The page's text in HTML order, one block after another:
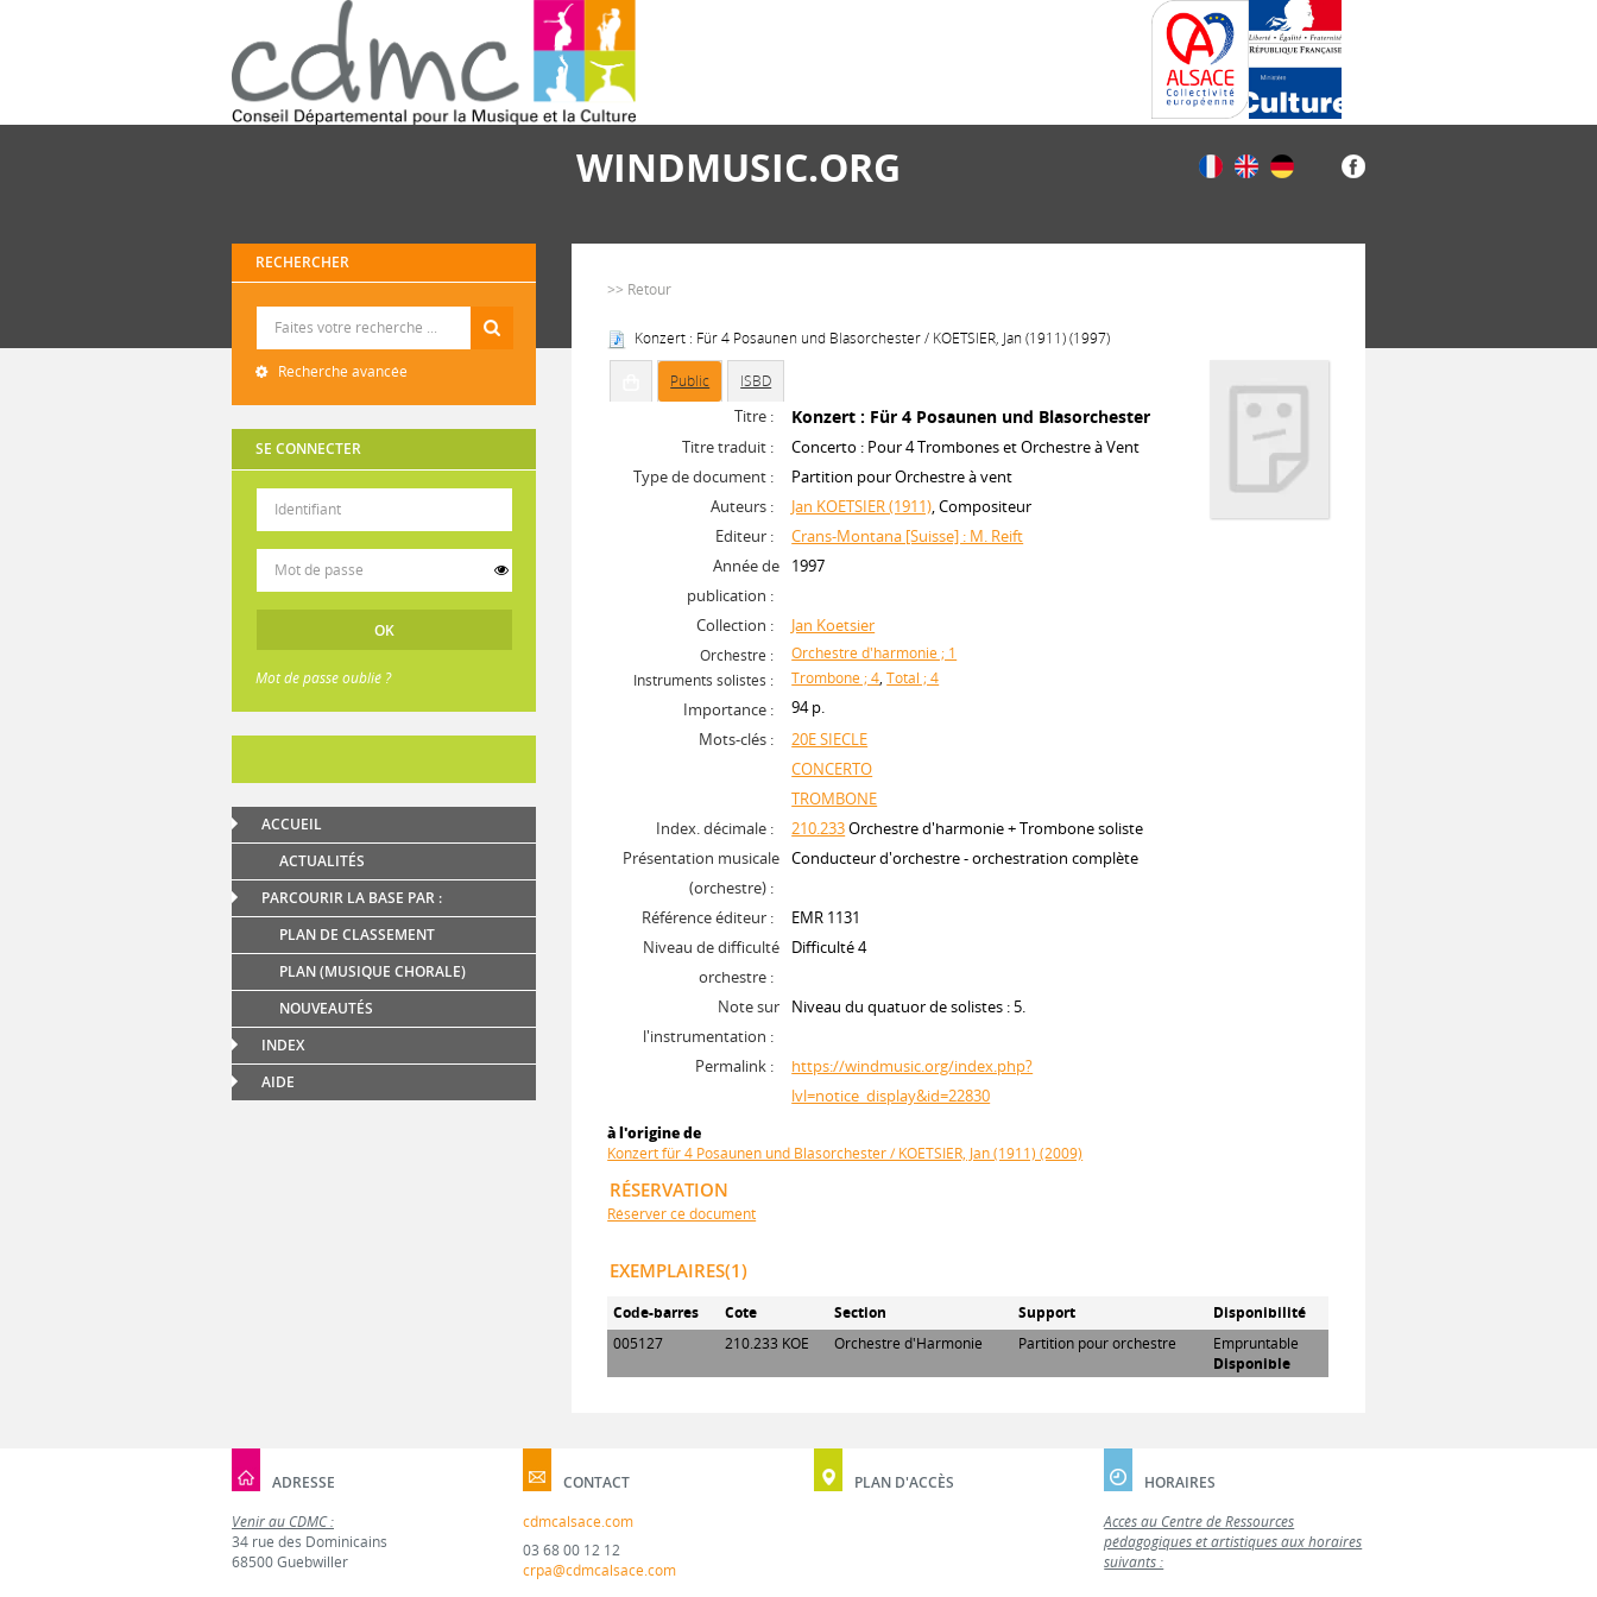
WINDMUSIC.ORG
RECHERCHER
Recherche avancée
SE CONNECTER
Mot de passe oublié ?
ACCUEIL
ACTUALITÉS
PARCOURIR LA BASE PAR :
PLAN DE CLASSEMENT
PLAN (MUSIQUE CHORALE)
NOUVEAUTÉS
INDEX
AIDE
>> Retour
Konzert : Für 4 Posaunen und Blasorchester / KOETSIER, Jan (1911) (1997)
Public ISBD
Titre : Konzert : Für 4 Posaunen und Blasorchester
Titre traduit :
Concerto : Pour 4 Trombones et Orchestre à Vent
Type de document :
Partition pour Orchestre à vent
Auteurs :
Jan KOETSIER (1911), Compositeur
Editeur :
Crans-Montana [Suisse] : M. Reift
Année de
publication :
1997
Collection : Jan Koetsier
Orchestre :
Orchestre d'harmonie ; 1
Instruments solistes :
Trombone ; 4,Total ; 4
Importance :
94 p.
Mots-clés :
20E SIECLE
CONCERTO
TROMBONE
Index. décimale :
210.233Orchestre d'harmonie + Trombone soliste
Présentation musicale
(orchestre) :
Conducteur d'orchestre - orchestration complète
Référence éditeur :
EMR 1131
Niveau de difficulté
orchestre :
Difficulté 4
Note sur
l'instrumentation :
Niveau du quatuor de solistes : 5.
Permalink :
https://windmusic.org/index.php?
lvl=notice_display&id=22830
à l'origine de
Konzert für 4 Posaunen und Blasorchester / KOETSIER, Jan (1911) (2009)
RÉSERVATION
Réserver ce document
EXEMPLAIRES(1)
Code-barres Cote Section Support
Disponibilité
005127
210.233 KOE Orchestre d'Harmonie Partition pour orchestre
Empruntable
Disponible
ADRESSE
Venir au CDMC :
34 rue des Dominicains
68500 Guebwiller
CONTACT
cdmcalsace.com
03 68 00 12 12
crpa@cdmcalsace.com
PLAN D'ACCÈS
HORAIRES
Accès au Centre de Ressources
pédagogiques et artistiques aux horaires
suivants :